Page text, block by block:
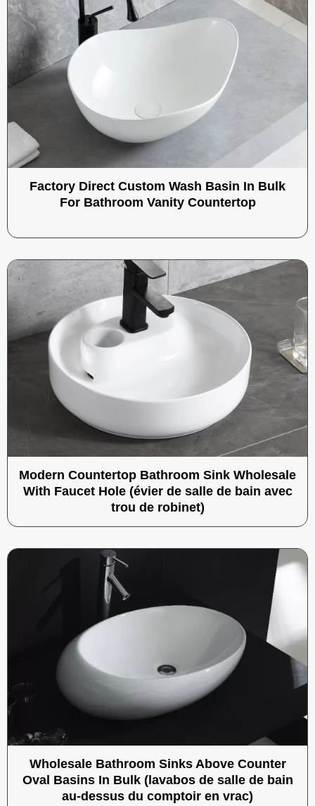
Factory Direct Custom Wash Basin In Bulk
For Bathroom Vanity Countertop
Modern Countertop Bathroom Sink Wholesale
With Faucet Hole (évier de salle de bain avec
trou de robinet)
Wholesale Bathroom Sinks Above Counter
Oval Basins In Bulk (lavabos de salle de bain
au-dessus du comptoir en vrac)